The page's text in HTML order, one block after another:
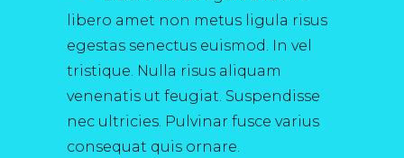
libero amet non metus ligula risus
egestas senectus euismod. In vel
tristique. Nulla risus aliquam
venenatis ut feugiat. Suspendisse
nec ultricies. Pulvinar fusce varius
consequat quis ornare.